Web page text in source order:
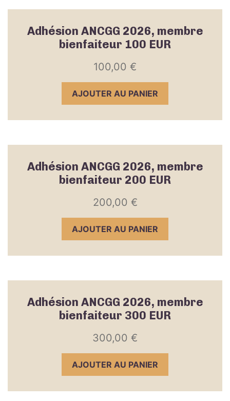
Adhésion ANCGG 2026, membre
bienfaiteur 100 EUR
100,00 €
AJOUTER AU PANIER
Adhésion ANCGG 2026, membre
bienfaiteur 200 EUR
200,00 €
AJOUTER AU PANIER
Adhésion ANCGG 2026, membre
bienfaiteur 300 EUR
300,00 €
AJOUTER AU PANIER